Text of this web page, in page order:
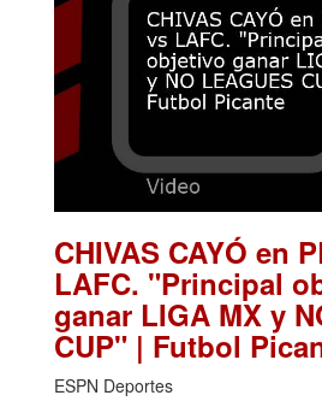
CHIVAS CAYÓ en
LAFC. "Principal
ganar LIGA MX y
CUP" | Futbol
ESPN Deportes